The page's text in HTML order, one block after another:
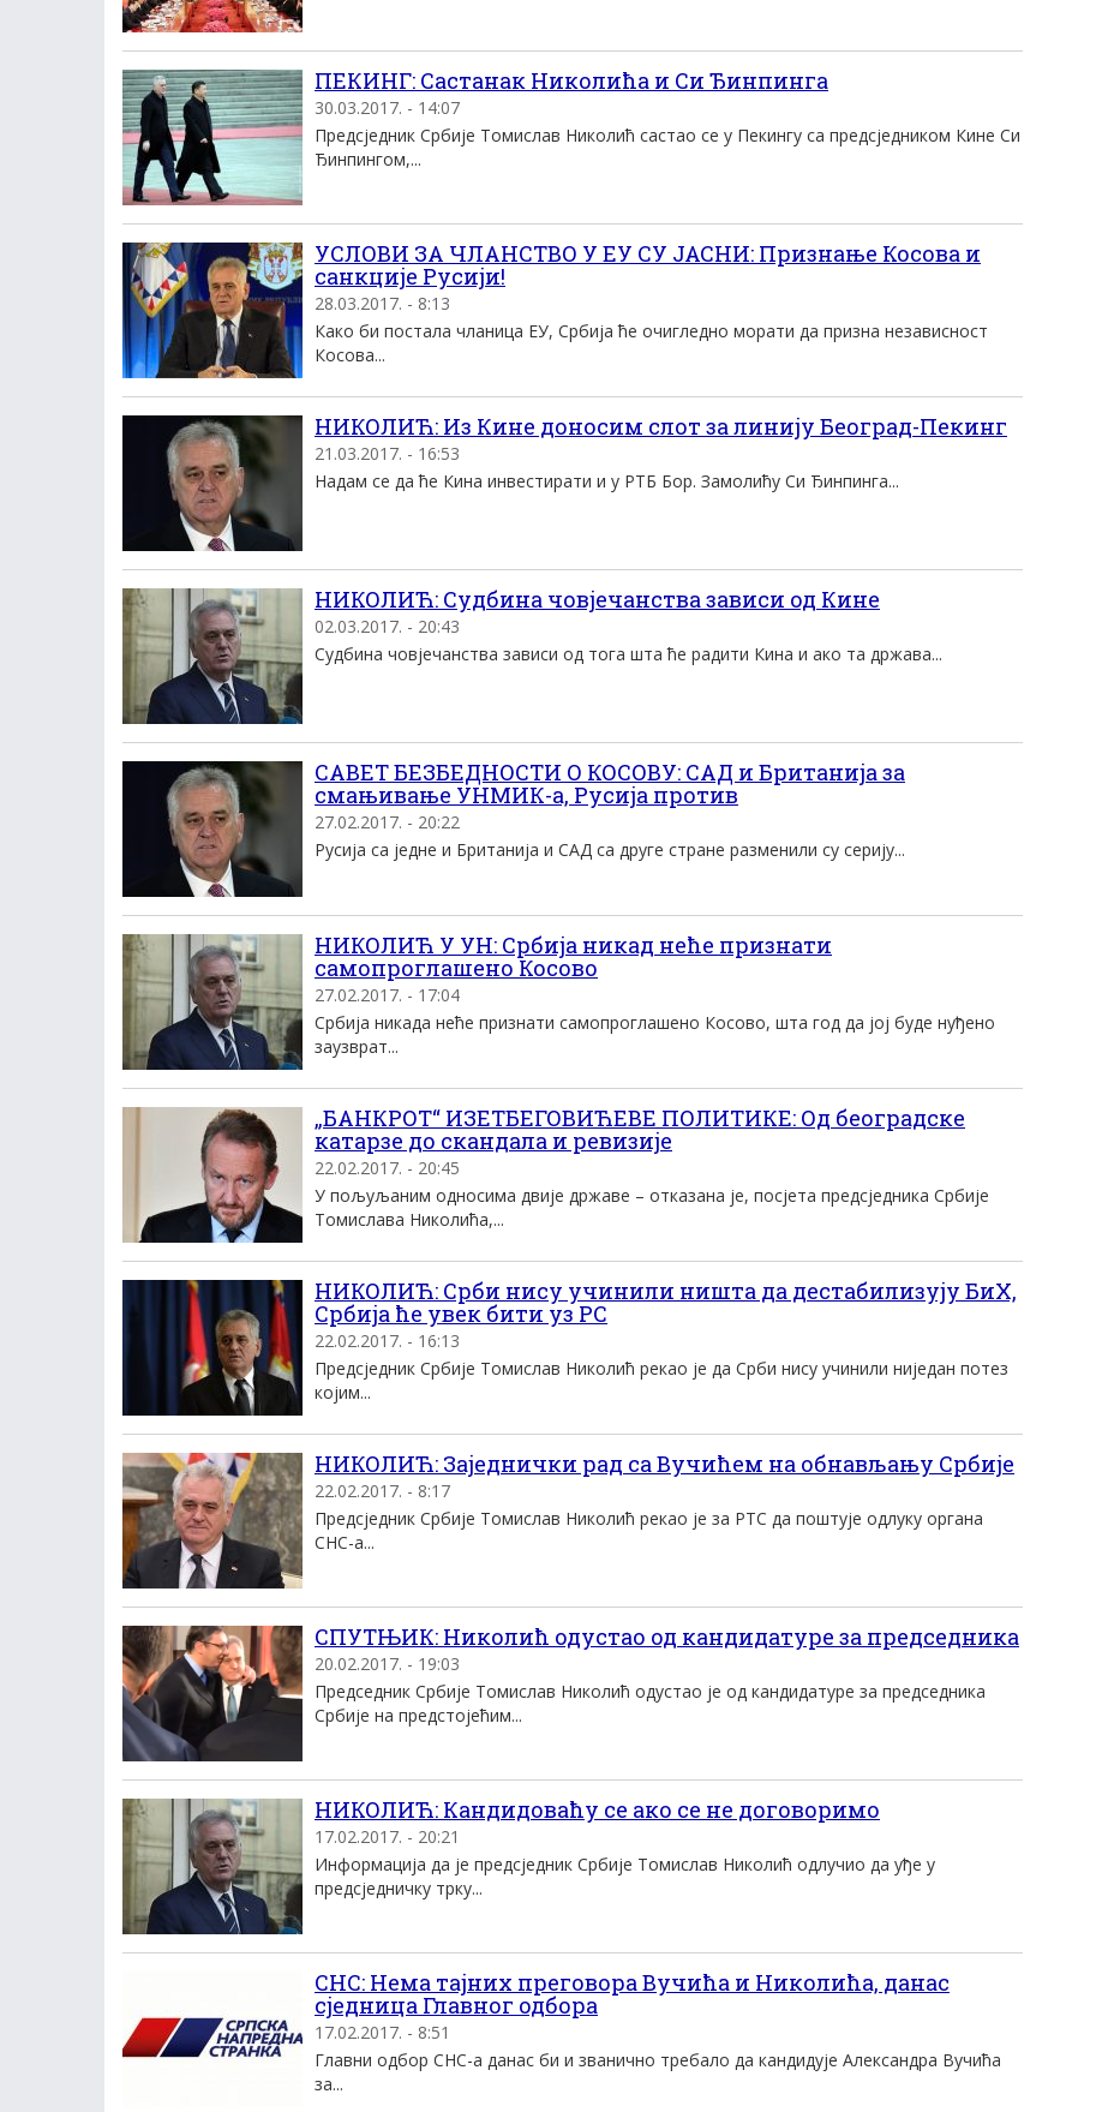
ПЕКИНГ: Састанак Николића и Си Ђинпинга
30.03.2017. - 14:07
Предсједник Србије Томислав Николић састао се у Пекингу са предсједником Кине Си
Ђинпингом,...
УСЛОВИ ЗА ЧЛАНСТВО У ЕУ СУ ЈАСНИ: Признање Косова и
санкције Русији!
28.03.2017. - 8:13
Како би постала чланица ЕУ, Србија ће очигледно морати да призна независност
Косова...
НИКОЛИЋ: Из Кине доносим слот за линију Београд-Пекинг
21.03.2017. - 16:53
Надам се да ће Кина инвестирати и у РТБ Бор. Замолићу Си Ђинпинга...
НИКОЛИЋ: Судбина човјечанства зависи од Кине
02.03.2017. - 20:43
Судбина човјечанства зависи од тога шта ће радити Кина и ако та држава...
САВЕТ БЕЗБЕДНОСТИ О КОСОВУ: САД и Британија за
смањивање УНМИК-а, Русија против
27.02.2017. - 20:22
Русија са једне и Британија и САД са друге стране разменили су серију...
НИКОЛИЋ У УН: Србија никад неће признати
самопроглашено Косово
27.02.2017. - 17:04
Србија никада неће признати самопроглашено Косово, шта год да јој буде нуђено
заузврат...
„БАНКРОТ“ ИЗЕТБЕГОВИЋЕВЕ ПОЛИТИКЕ: Од београдске
катарзе до скандала и ревизије
22.02.2017. - 20:45
У пољуљаним односима двије државе – отказана је, посјета предсједника Србије
Томислава Николића,...
НИКОЛИЋ: Срби нису учинили ништа да дестабилизују БиХ,
Србија ће увек бити уз РС
22.02.2017. - 16:13
Предсједник Србије Томислав Николић рекао је да Срби нису учинили ниједан потез
којим...
НИКОЛИЋ: Заједнички рад са Вучићем на обнављању Србије
22.02.2017. - 8:17
Предсједник Србије Томислав Николић рекао је за РТС да поштује одлуку органа
СНС-а...
СПУТЊИК: Николић одустао од кандидатуре за председника
20.02.2017. - 19:03
Председник Србије Томислав Николић одустао је од кандидатуре за председника
Србије на предстојећим...
НИКОЛИЋ: Кандидоваћу се ако се не договоримо
17.02.2017. - 20:21
Информација да је предсједник Србије Томислав Николић одлучио да уђе у
предсједничку трку...
СНС: Нема тајних преговора Вучића и Николића, данас
сједница Главног одбора
17.02.2017. - 8:51
Главни одбор СНС-а данас би и званично требало да кандидује Александра Вучића
за...